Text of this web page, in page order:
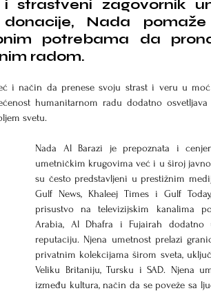
zagovornik
Nada
potrebama da
radom.
i način da prenese svoju strast i veru u
humanitarnom radu dodatno
svetu.
Nada Al Barazi je prepoznata i
umetničkim krugovima već i u široj
su često predstavljeni u prestižnim
Gulf News, Khaleej Times i Gulf
prisustvo na televizijskim kanalima
Arabia, Al Dhafra i Fujairah dodatno
reputaciju. Njena umetnost prelazi
privatnim kolekcijama širom sveta,
Veliku Britaniju, Tursku i SAD. Njena
između kultura, način da se poveže sa